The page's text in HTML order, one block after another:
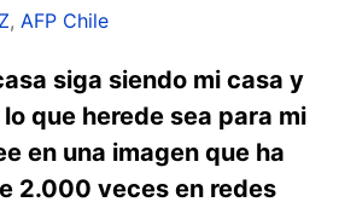
, AFP Chile
siga siendo mi casa y
que herede sea para mi
en una imagen que ha
2.000 veces en redes